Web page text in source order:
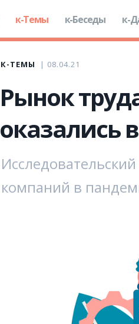
к-Темы к-Беседы к-
К-ТЕМЫ 08.04.21
Рынок
оказались
компаний в